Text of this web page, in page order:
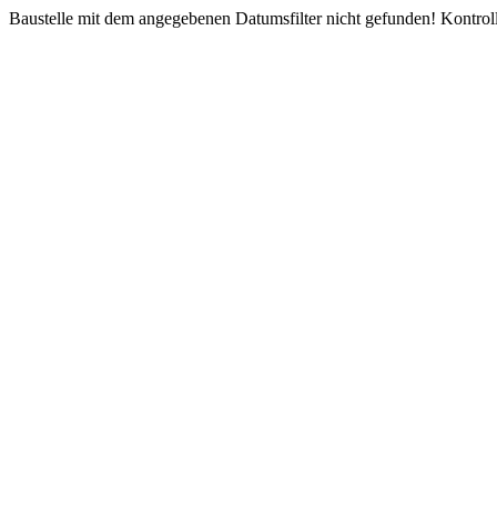
Baustelle mit dem angegebenen Datumsfilter nicht gefunden!